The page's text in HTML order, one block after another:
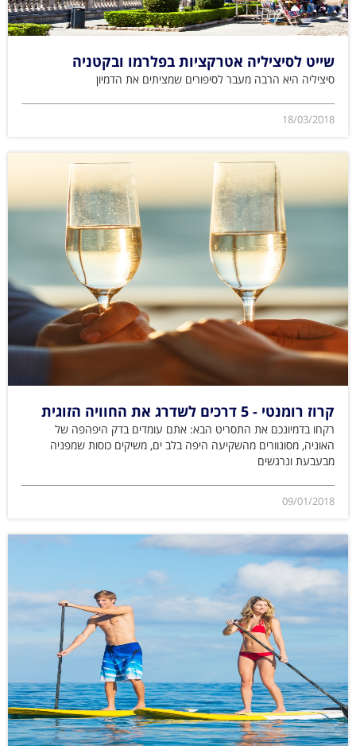
שייט לסיציליה אטרקציות בפלרמו ובקטניה
סיציליה היא הרבה מעבר לסיפורים שמציתים את הדמיון
18/03/2018
קרוז רומנטי - 5 דרכים לשדרג את החוויה הזוגית
רקחו בדמיונכם את התסריט הבא: אתם עומדים בדק היפהפה של
האוניה, מסונוורים מהשקיעה היפה בלב ים, משיקים כוסות שמפניה
מבעבעת ונרגשים
09/01/2018